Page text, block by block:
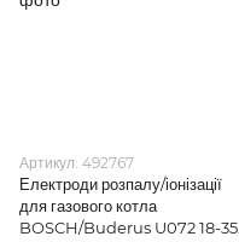
Артикул: 492767
Електроди розпалу/іонізації
для газового котла
BOSCH/Buderus U072 18-35